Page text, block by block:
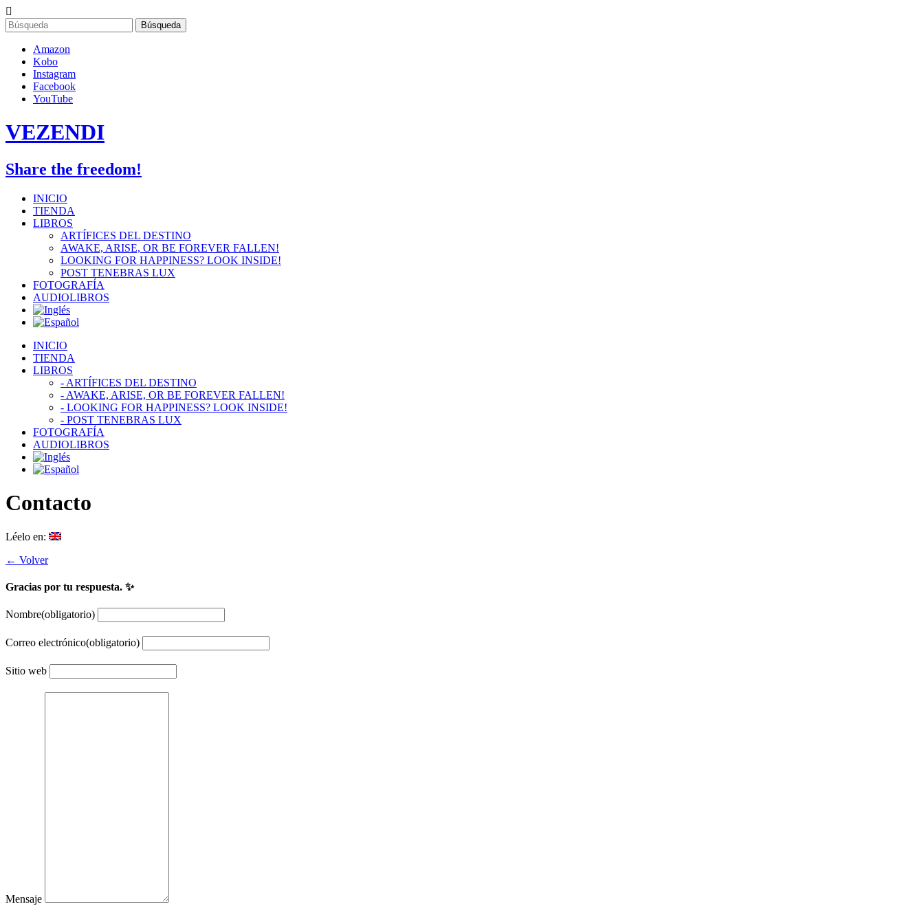
Skip
to
content
Amazon
Kobo
Instagram
Facebook
YouTube
VEZENDI
Share the freedom!
INICIO
TIENDA
LIBROS
ARTÍFICES DEL DESTINO
AWAKE, ARISE, OR BE FOREVER FALLEN!
LOOKING FOR HAPPINESS? LOOK INSIDE!
POST TENEBRAS LUX
FOTOGRAFÍA
AUDIOLIBROS
INICIO
TIENDA
LIBROS
- ARTÍFICES DEL DESTINO
- AWAKE, ARISE, OR BE FOREVER FALLEN!
- LOOKING FOR HAPPINESS? LOOK INSIDE!
- POST TENEBRAS LUX
FOTOGRAFÍA
AUDIOLIBROS
Contacto
Léelo en:
← Volver
Gracias por tu respuesta. ✨
Nombre(obligatorio)
Correo electrónico(obligatorio)
Sitio web
Mensaje